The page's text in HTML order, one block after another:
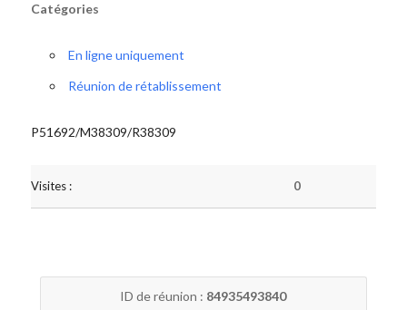
Catégories
En ligne uniquement
Réunion de rétablissement
P51692/M38309/R38309
Visites : 0
ID de réunion : 84935493840